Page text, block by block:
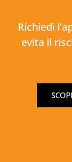
Richiedi
evita il